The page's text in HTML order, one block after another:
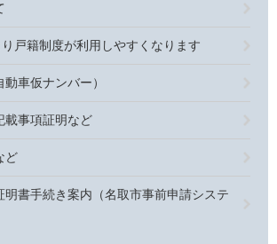
戸籍制度が利用しやすくなります
車仮ナンバー）
載事項証明など
ど
明書手続き案内（名取市事前申請システ